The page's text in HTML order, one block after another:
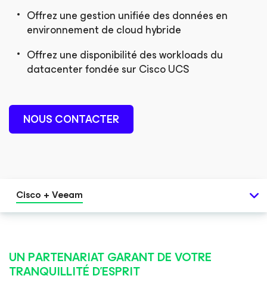
Offrez une gestion unifiée des données en
environnement de cloud hybride
Offrez une disponibilité des workloads du
datacenter fondée sur Cisco UCS
NOUS CONTACTER
Cisco + Veeam
UN PARTENARIAT GARANT DE VOTRE
TRANQUILLITÉ D’ESPRIT